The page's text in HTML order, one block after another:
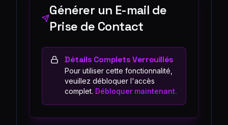
Générer un E-mail de
Prise de Contact
Détails Complets Verrouillés
Pour utiliser cette fonctionnalité,
veuillez débloquer l'accès
complet. Débloquer maintenant.